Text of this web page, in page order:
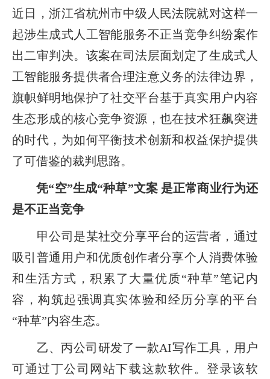
近日，浙江省杭州市中级人民法院就对这样一
起涉生成式人工智能服务不正当竞争纠纷案作
出二审判决。该案在司法层面划定了生成式人
工智能服务提供者合理注意义务的法律边界，
旗帜鲜明地保护了社交平台基于真实用户内容
生态形成的核心竞争资源，也在技术狂飙突进
的时代，为如何平衡技术创新和权益保护提供
了可借鉴的裁判思路。
凭“空”生成“种草”文案 是正常商业行为还
是不正当竞争
甲公司是某社交分享平台的运营者，通过
吸引普通用户和优质创作者分享个人消费体验
和生活方式，积累了大量优质“种草”笔记内
容，构筑起强调真实体验和经历分享的平台
“种草”内容生态。
乙、丙公司研发了一款AI写作工具，用户
可通过丁公司网站下载这款软件。登录该软